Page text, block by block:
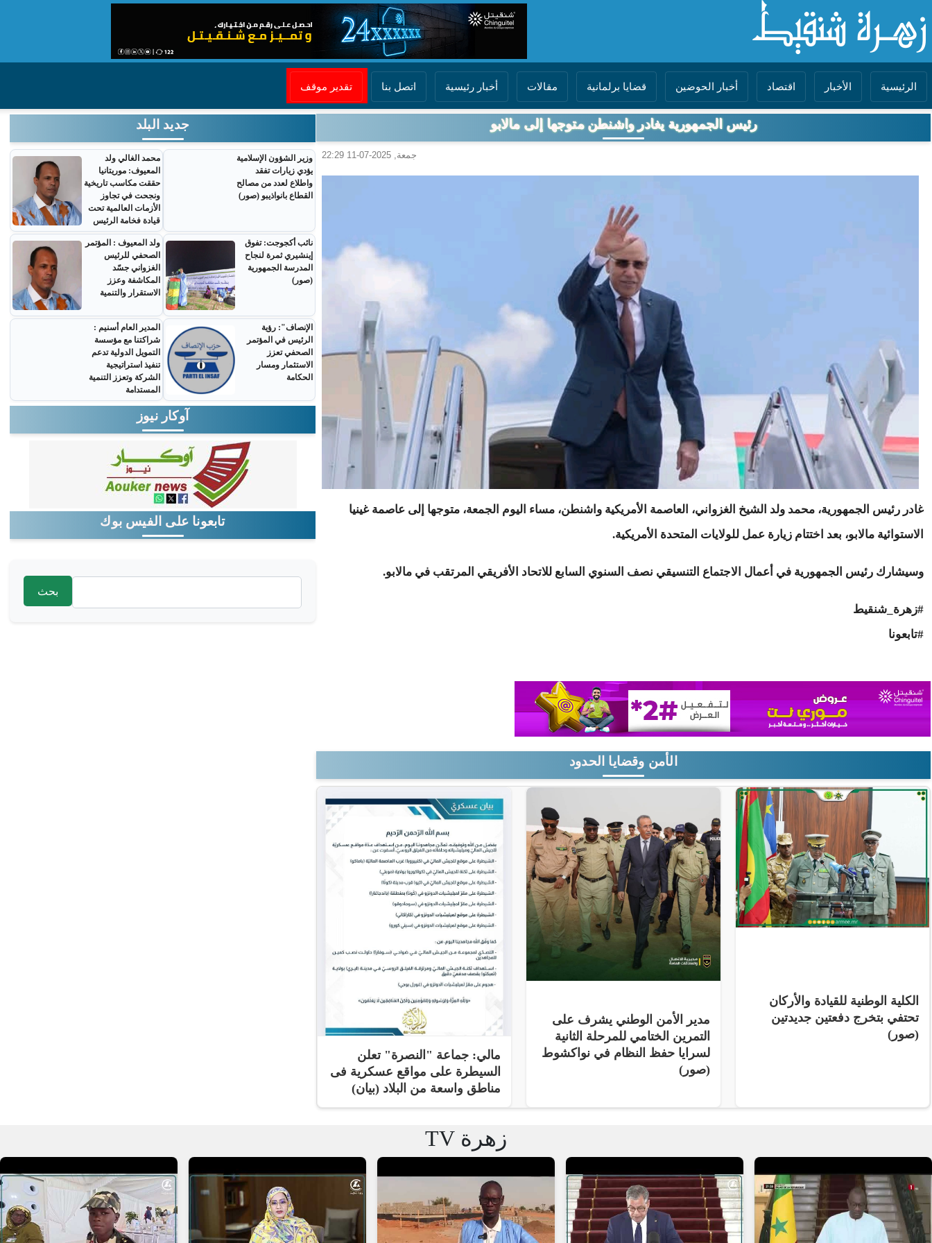
الرئيسية الأخبار اقتصاد أخبار الحوضين قضايا برلمانية مقالات أخبار رئيسية اتصل بنا تقدير موقف
رئيس الجمهورية يغادر واشنطن متوجها إلى مالابو
جمعة, 2025-07-11 22:29
غادر رئيس الجمهورية، محمد ولد الشيخ الغزواني، العاصمة الأمريكية واشنطن، مساء اليوم الجمعة، متوجها إلى عاصمة غينيا
الاستوائية مالابو، بعد اختتام زيارة عمل للولايات المتحدة الأمريكية.
وسيشارك رئيس الجمهورية في أعمال الاجتماع التنسيقي نصف السنوي السابع للاتحاد الأفريقي المرتقب في مالابو.
#زهرة_شنقيط
#تابعونا
الأمن وقضايا الحدود
الكلية الوطنية للقيادة والأركان
تحتفي بتخرج دفعتين جديدتين
(صور)
مدير الأمن الوطني يشرف على
التمرين الختامي للمرحلة الثانية
لسرايا حفظ النظام في نواكشوط
(صور)
مالي: جماعة "النصرة" تعلن
السيطرة على مواقع عسكرية فى
مناطق واسعة من البلاد (بيان)
جديد البلد
وزير الشؤون الإسلامية
يؤدي زيارات تفقد
واطلاع لعدد من مصالح
القطاع بانواذيبو (صور)
محمد الغالي ولد
المعيوف: موريتانيا
حققت مكاسب تاريخية
ونجحت في تجاوز
الأزمات العالمية تحت
قيادة فخامة الرئيس
نائب أكجوجت: تفوق
إينشيري ثمرة لنجاح
المدرسة الجمهورية
(صور)
ولد المعيوف : المؤتمر
الصحفي للرئيس
الغزواني جسّد
المكاشفة وعزز
الاستقرار والتنمية
الإنصاف": رؤية
الرئيس في المؤتمر
الصحفي تعزز
الاستثمار ومسار
الحكامة
المدير العام أسنيم :
شراكتنا مع مؤسسة
التمويل الدولية تدعم
تنفيذ استراتيجية
الشركة وتعزز التنمية
المستدامة
آوكار نيوز
تابعونا على الفيس بوك
‏بحث ‏
زهرة TV